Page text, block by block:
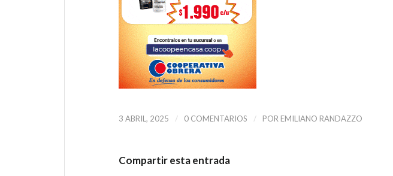
3 ABRIL, 2025 / 0 COMENTARIOS / POR EMILIANO RANDAZZO
Compartir esta entrada